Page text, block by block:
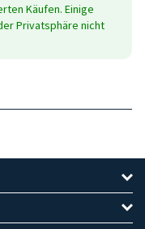
Käufen. Einige
Privatsphäre nicht